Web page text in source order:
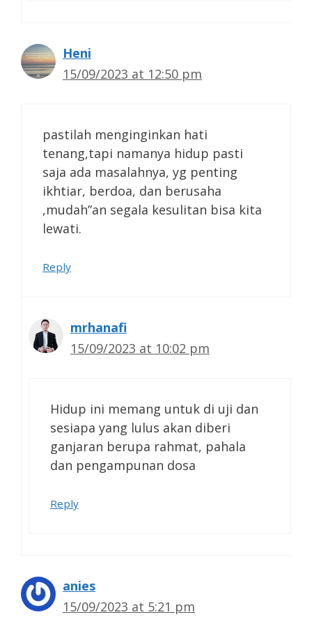
Heni
15/09/2023 at 12:50 pm
pastilah menginginkan hati
tenang,tapi namanya hidup pasti
saja ada masalahnya, yg penting
ikhtiar, berdoa, dan berusaha
,mudah”an segala kesulitan bisa kita
lewati.
Reply
mrhanafi
15/09/2023 at 10:02 pm
Hidup ini memang untuk di uji dan
sesiapa yang lulus akan diberi
ganjaran berupa rahmat, pahala
dan pengampunan dosa
Reply
anies
15/09/2023 at 5:21 pm